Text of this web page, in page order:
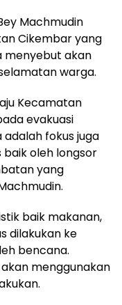
Machmudin
Cikembar yang
menyebut akan
warga.
Kecamatan
evakuasi
fokus juga
oleh longsor
yang
baik makanan,
dilakukan ke
bencana.
menggunakan